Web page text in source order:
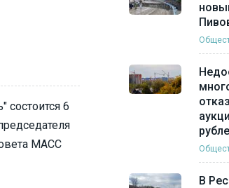
6
МАСС
В